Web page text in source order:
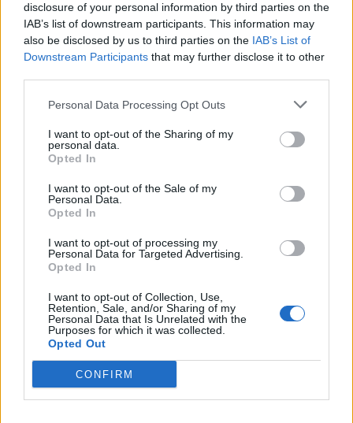
disclosure of your personal information by third parties on the
IAB’s list of downstream participants. This information may
also be disclosed by us to third parties on the IAB’s List of
Downstream Participants that may further disclose it to other
Personal Data Processing Opt Outs
I want to opt-out of the Sharing of my
personal data.
Opted In
I want to opt-out of the Sale of my
Personal Data.
Opted In
I want to opt-out of processing my
Personal Data for Targeted Advertising.
Opted In
I want to opt-out of Collection, Use,
Retention, Sale, and/or Sharing of my
Personal Data that Is Unrelated with the
Purposes for which it was collected.
Opted Out
CONFIRM
Sprawdź także: